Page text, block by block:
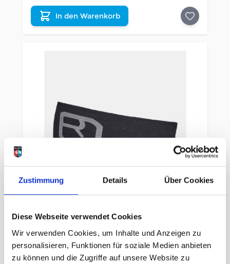
Zustimmung Details Über Cookies
Diese Webseite verwendet Cookies
Wir verwenden Cookies, um Inhalte und Anzeigen zu
personalisieren, Funktionen für soziale Medien anbieten
zu können und die Zugriffe auf unsere Website zu
In den Warenkorb
Ortovox Seamless Headband black